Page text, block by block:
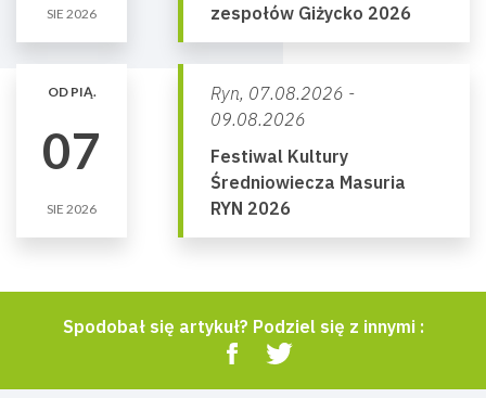
SIE 2026
zespołów Giżycko 2026
OD PIĄ.
07
SIE 2026
Ryn, 07.08.2026 -
09.08.2026
Festiwal Kultury
Średniowiecza Masuria
RYN 2026
Spodobał się artykuł? Podziel się z innymi :